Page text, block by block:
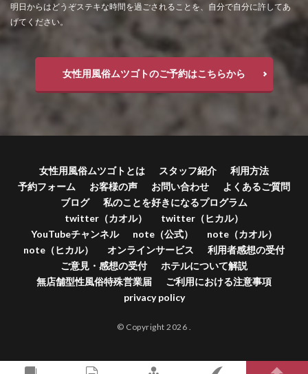
明日からはどうぞステキな時間を過ごされることを、自分で自分に許してあ
げてください。
女性用風俗ムツゴトのご予約はこちらから
女性用風俗ムツゴトとは スタッフ紹介
利用方法
予約フォーム
お客様の声 お問い合わせ
よくあるご質問
ブログ
私のことを好きになるプログラム
twitter（カオル）
twitter（ヒカル）
YouTubeチャンネル
note（公式）
note（カオル）
note（ヒカル）
オンラインサービス
利用者感想の受付
ご意見・感想の受付
ホテルについて解説
無店舗型性風俗特殊営業届
ご利用における注意事項
privacy policy
© Copyright 2026 .